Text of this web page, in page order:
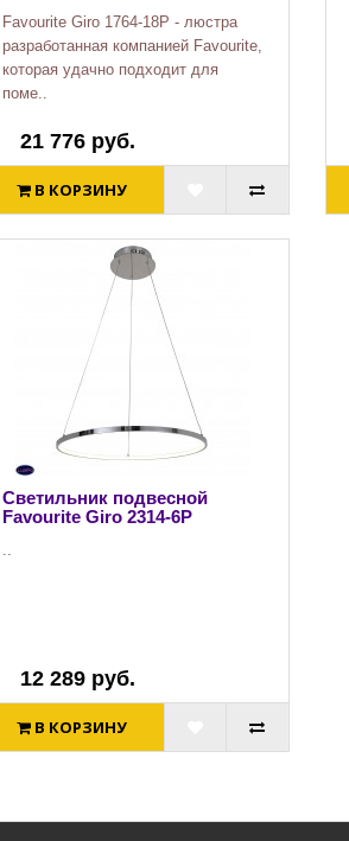
Favourite Giro 1764-18P - люстра
разработанная компанией Favourite,
которая удачно подходит для
поме..
21 776 руб.
В КОРЗИНУ
Светильник подвесной
Favourite Giro 2314-6P
..
12 289 руб.
В КОРЗИНУ